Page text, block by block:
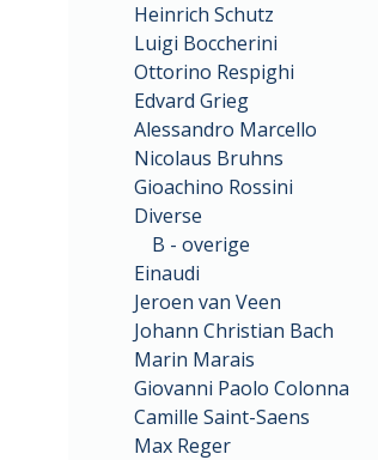
Heinrich Schutz
Luigi Boccherini
Ottorino Respighi
Edvard Grieg
Alessandro Marcello
Nicolaus Bruhns
Gioachino Rossini
Diverse
B - overige
Einaudi
Jeroen van Veen
Johann Christian Bach
Marin Marais
Giovanni Paolo Colonna
Camille Saint-Saens
Max Reger